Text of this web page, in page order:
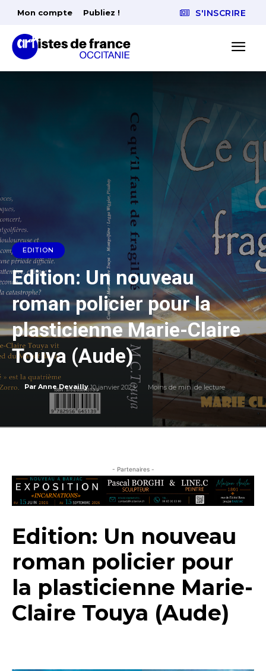
Mon compte Publiez ! S'INSCRIRE
EDITION
Edition: Un nouveau
roman policier pour la
plasticienne Marie-Claire
Touya (Aude)
Par Anne Devailly 10 janvier 2023 Moins de min. de lecture
- Partenaires -
Edition: Un nouveau
roman policier pour
la plasticienne Marie-
Claire Touya (Aude)